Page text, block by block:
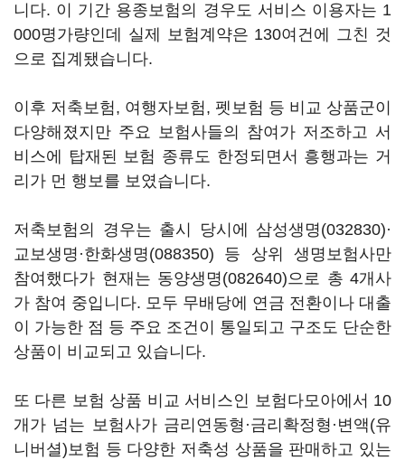
니다. 이 기간 용종보험의 경우도 서비스 이용자는 1
000명가량인데 실제 보험계약은 130여건에 그친 것
으로 집계됐습니다.
이후 저축보험, 여행자보험, 펫보험 등 비교 상품군이
다양해졌지만 주요 보험사들의 참여가 저조하고 서
비스에 탑재된 보험 종류도 한정되면서 흥행과는 거
리가 먼 행보를 보였습니다.
저축보험의 경우는 출시 당시에 삼성생명(032830)·
교보생명·한화생명(088350) 등 상위 생명보험사만
참여했다가 현재는 동양생명(082640)으로 총 4개사
가 참여 중입니다. 모두 무배당에 연금 전환이나 대출
이 가능한 점 등 주요 조건이 통일되고 구조도 단순한
상품이 비교되고 있습니다.
또 다른 보험 상품 비교 서비스인 보험다모아에서 10
개가 넘는 보험사가 금리연동형·금리확정형·변액(유
니버셜)보험 등 다양한 저축성 상품을 판매하고 있는